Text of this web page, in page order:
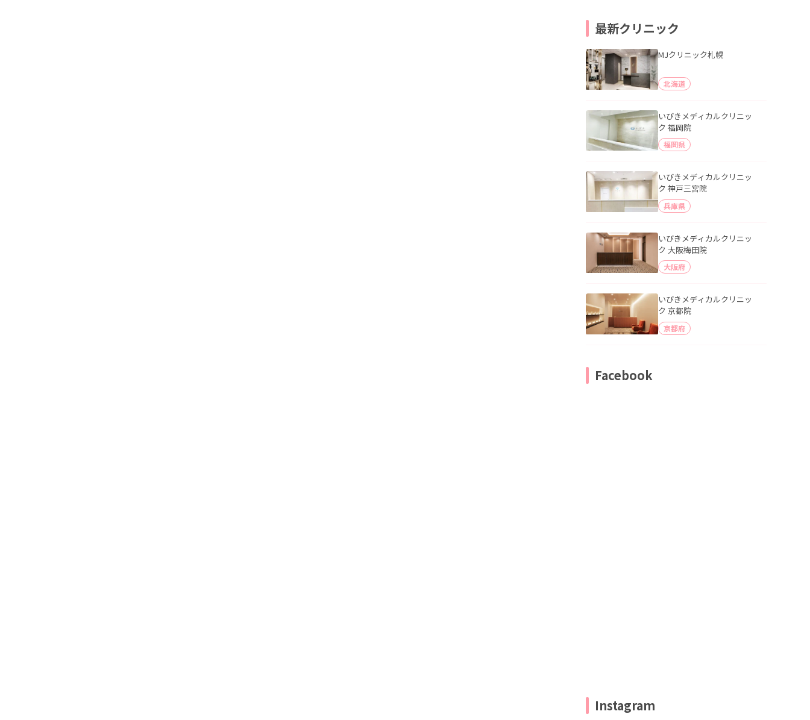
最新クリニック
MJクリニック札幌
北海道
いびきメディカルクリニッ
ク 福岡院
福岡県
いびきメディカルクリニッ
ク 神戸三宮院
兵庫県
いびきメディカルクリニッ
ク 大阪梅田院
大阪府
いびきメディカルクリニッ
ク 京都院
京都府
Facebook
Instagram